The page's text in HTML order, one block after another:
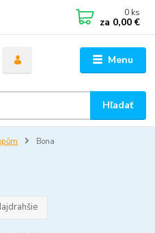
Menu
Hľadať
0 ks
za 0,00 €
Bona